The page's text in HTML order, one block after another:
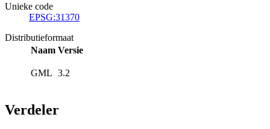
Unieke code
EPSG:31370
Distributieformaat
Naam Versie
GML 3.2
Verdeler